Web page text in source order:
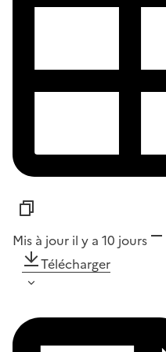
Mis à jour il y a 10 jours
Télécharger